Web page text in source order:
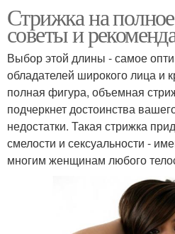
Стрижка на
советы и
Выбор этой длины - самое
обладателей широкого лица и
полная фигура, объемная
подчеркнет достоинства
недостатки. Такая стрижка
смелости и сексуальности -
многим женщинам любого